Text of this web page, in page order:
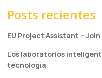
Posts recientes
EU Project Assistant –
Los laboratorios
tecnología